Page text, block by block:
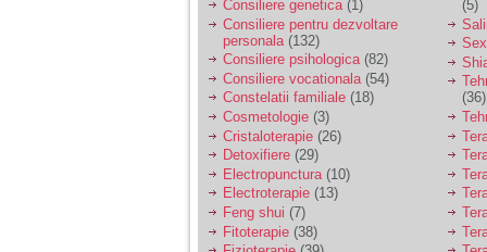
cauza ei nu pot
controla nervii si
cateodata are copilul
de suferit.
Am o bariera peste
care nu pot trece:
prietena mea a ramas
insarcinata cu o fata.
Am fost de comun
acord sa facem un
copil, cu gandul ca e
baiat.
Consiliere genetica(1)
Consiliere pentru dezvoltare
personala (132)
Consiliere psihologica(82)
Consiliere vocationala (54)
Constelatii familiale (18)
Cosmetologie (3)
Cristaloterapie (26)
Detoxifiere (29)
Electropunctura (10)
Electroterapie (13)
Feng shui (7)
Fitoterapie (38)
(5)
(36)